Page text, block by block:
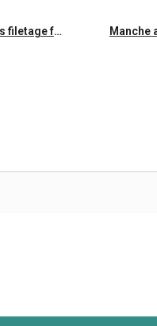
Embout plastique à vis filetage français /pour manche 123960